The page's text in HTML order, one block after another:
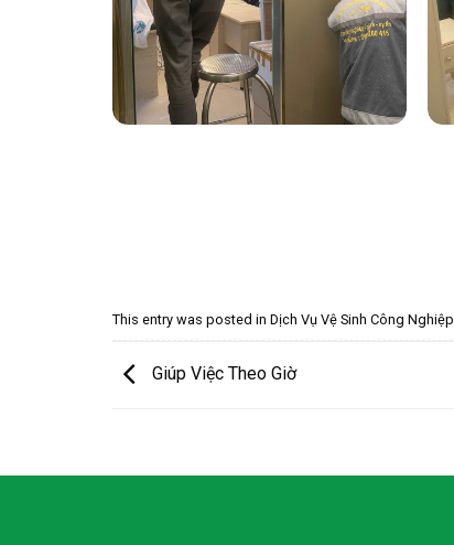
This entry was posted in Dịch Vụ Vệ Sinh Công Nghiệp
Giúp Việc Theo Giờ